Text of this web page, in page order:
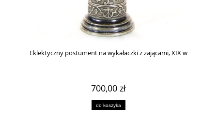
Eklektyczny postument na wykałaczki z zającami, XIX w
700,00 zł
do koszyka